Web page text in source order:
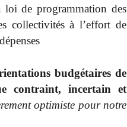
de programmation des
collectivités à l’effort de
budgétaires de
contraint, incertain et
optimiste pour notre